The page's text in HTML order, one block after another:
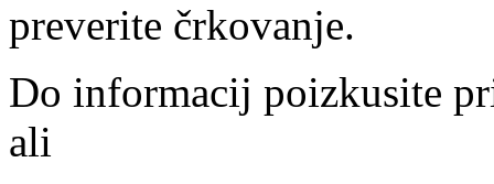
preverite črkovanje.
Do informacij poizkusite
ali